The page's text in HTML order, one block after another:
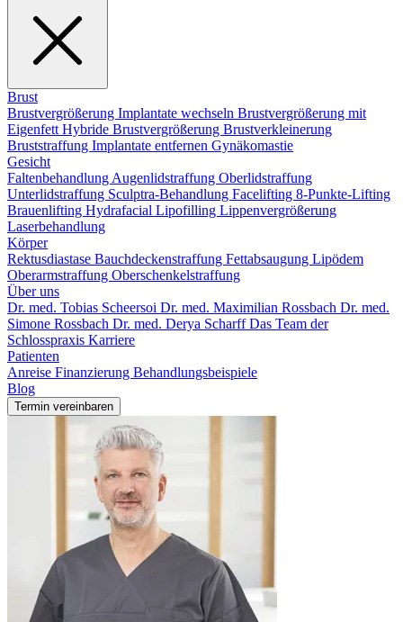
Brust
Brustvergrößerung Implantate wechseln Brustvergrößerung mit
Eigenfett Hybride Brustvergrößerung Brustverkleinerung
Bruststraffung Implantate entfernen Gynäkomastie
Gesicht
Faltenbehandlung Augenlidstraffung Oberlidstraffung
Unterlidstraffung Sculptra-Behandlung Facelifting 8-Punkte-Lifting
Brauenlifting Hydrafacial Lipofilling Lippenvergrößerung
Laserbehandlung
Körper
Rektusdiastase Bauchdeckenstraffung Fettabsaugung Lipödem
Oberarmstraffung Oberschenkelstraffung
Über uns
Dr. med. Tobias Scheersoi Dr. med. Maximilian Rossbach Dr. med.
Simone Rossbach Dr. med. Derya ScharffDas Team der
Schlosspraxis Karriere
Patienten
Anreise Finanzierung Behandlungsbeispiele
Blog
Termin vereinbaren